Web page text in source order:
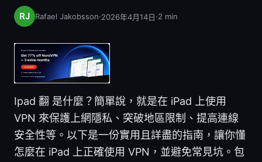
Rafael Jakobsson·2026年4月14日·2 min
Ipad 翻 是什麼？簡單說，就是在 iPad 上使用
VPN 來保護上網隱私、突破地區限制、提高連線
安全性等。以下是一份實用且詳盡的指南，讓你懂
怎麼在 iPad 上正確使用 VPN，並避免常見坑。包